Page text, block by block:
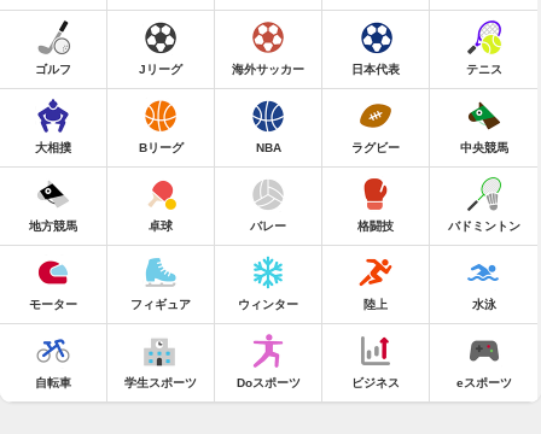
ゴルフ Jリーグ 海外サッカー 日本代表 テニス
大相撲 Bリーグ NBA ラグビー 中央競馬
地方競馬 卓球 バレー 格闘技 バドミントン
モーター フィギュア ウィンター 陸上 水泳
自転車 学生スポーツ Doスポーツ ビジネス eスポーツ